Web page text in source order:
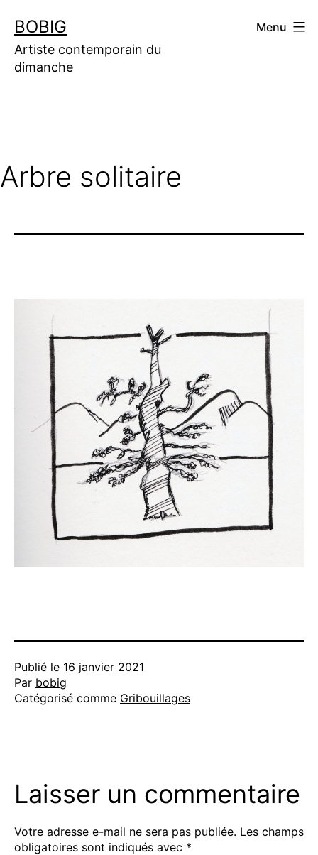
contenu
BOBIG
Artiste contemporain du
dimanche
Menu
Arbre solitaire
Publié le 16 janvier 2021
Par bobig
Catégorisé comme Gribouillages
Laisser un commentaire
Votre adresse e-mail ne sera pas publiée. Les champs
obligatoires sont indiqués avec *